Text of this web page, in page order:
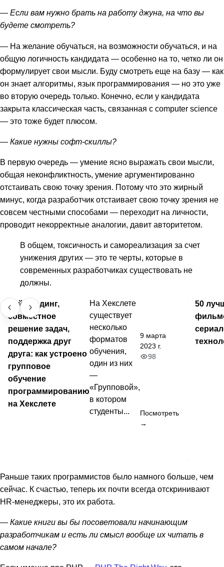
— Если вам нужно брать на работу джуна, на что вы
будете смотреть?
— На желание обучаться, на возможности обучаться, и на
общую логичность кандидата — особенно на то, четко ли он
формулирует свои мысли. Буду смотреть еще на базу — как
он знает алгоритмы, язык программирования — но это уже
во вторую очередь только. Конечно, если у кандидата
закрыта классическая часть, связанная с computer science
— это тоже будет плюсом.
— Какие нужны софт-скиллы?
В первую очередь — умение ясно выражать свои мысли,
общая неконфликтность, умение аргументированно
отстаивать свою точку зрения. Потому что это жирный
минус, когда разработчик отстаивает свою точку зрения не
совсем честными способами — переходит на личности,
проводит некорректные аналогии, давит авторитетом.
В общем, токсичность и самореализация за счет
унижения других — это те черты, которые в
современных разработчиках существовать не
должны.
Лайв-кодинг,
совместное
решение задач,
поддержка друг
друга: как устроено
групповое
обучение
программированию
на Хекслете
На Хекслете
существует
несколько
форматов
обучения,
один из них
—
«Групповой»,
в котором
студенты...
9 марта
2023 г.
98
Посмотреть
→
50
Раньше таких программистов было намного больше, чем
сейчас. К счастью, теперь их почти всегда отскринивают
HR-менеджеры, это их работа.
— Какие книги вы бы посоветовали начинающим
разработчикам и есть ли смысл вообще их читать в
самом начале?